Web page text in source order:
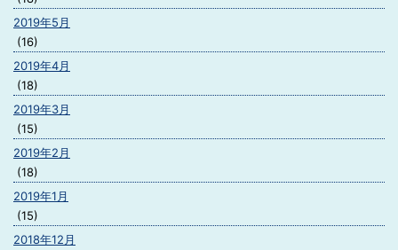
2019年5月
(16)
2019年4月
(18)
2019年3月
(15)
2019年2月
(18)
2019年1月
(15)
2018年12月